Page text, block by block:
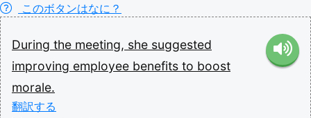
このボタンはなに？
During the meeting, she suggested
improving employee benefits to boost
morale.
翻訳する